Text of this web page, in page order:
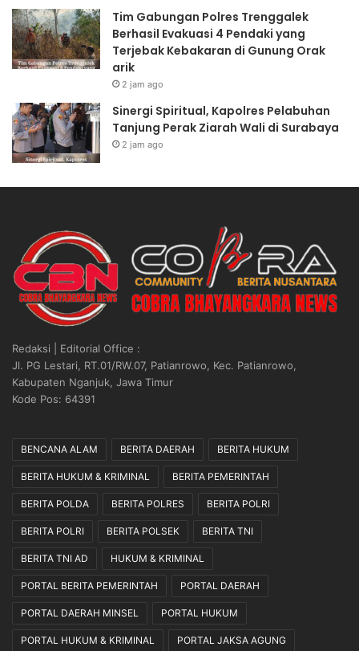
Tim Gabungan Polres Trenggalek
Berhasil Evakuasi 4 Pendaki yang
Terjebak Kebakaran di Gunung Orak
arik
2 jam ago
Sinergi Spiritual, Kapolres Pelabuhan
Tanjung Perak Ziarah Wali di Surabaya
2 jam ago
Redaksi | Editorial Office :
Jl. PG Lestari, RT.01/RW.07, Patianrowo, Kec. Patianrowo,
Kabupaten Nganjuk, Jawa Timur
Kode Pos: 64391
BENCANA ALAM BERITA DAERAH BERITA HUKUM
BERITA HUKUM & KRIMINAL BERITA PEMERINTAH
BERITA POLDA BERITA POLRES BERITA POLRI
BERITA POLRI BERITA POLSEK BERITA TNI
BERITA TNI AD HUKUM & KRIMINAL
PORTAL BERITA PEMERINTAH PORTAL DAERAH
PORTAL DAERAH MINSEL PORTAL HUKUM
PORTAL HUKUM & KRIMINAL PORTAL JAKSA AGUNG